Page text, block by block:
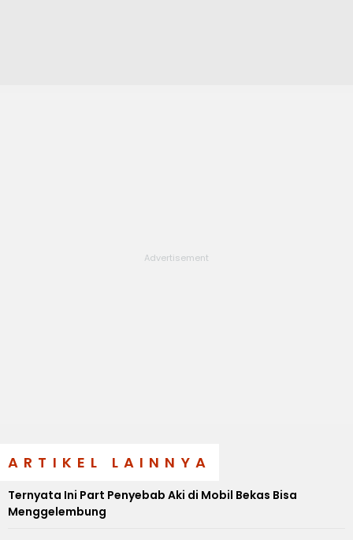
ARTIKEL LAINNYA
Ternyata Ini Part Penyebab Aki di Mobil Bekas Bisa
Menggelembung